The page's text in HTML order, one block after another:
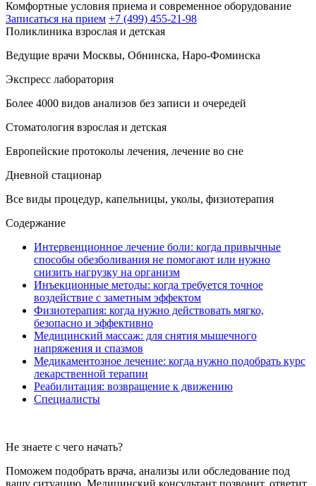
Комфортные условия приема и современное оборудование
Записаться на прием +7 (499) 455-21-98
Поликлиника взрослая и детская
Ведущие врачи Москвы, Обнинска, Наро-Фоминска
Экспресс лаборатория
Более 4000 видов анализов без записи и очередей
Стоматология взрослая и детская
Европейские протоколы лечения, лечение во сне
Дневной стационар
Все виды процедур, капельницы, уколы, физиотерапия
Содержание
Интервенционное лечение боли: когда привычные
способы обезболивания не помогают или нужно
снизить нагрузку на организм
Инъекционные методы: когда требуется точное
воздействие с заметным эффектом
Физиотерапия: когда нужно действовать мягко,
безопасно и эффективно
Медицинский массаж: для снятия мышечного
напряжения и спазмов
Медикаментозное лечение: когда нужно подобрать курс
лекарственной терапии
Реабилитация: возвращение к движению
Специалисты
Не знаете с чего начать?
Поможем подобрать врача, анализы или обследование под